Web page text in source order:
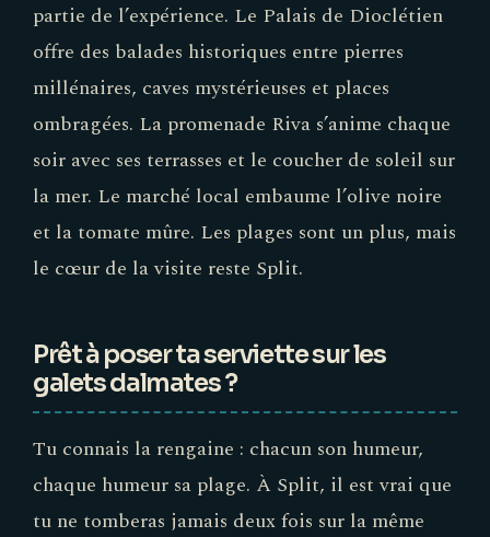
partie de l’expérience. Le Palais de Dioclétien
offre des balades historiques entre pierres
millénaires, caves mystérieuses et places
ombragées. La promenade Riva s’anime chaque
soir avec ses terrasses et le coucher de soleil sur
la mer. Le marché local embaume l’olive noire
et la tomate mûre. Les plages sont un plus, mais
le cœur de la visite reste Split.
Prêt à poser ta serviette sur les
galets dalmates ?
Tu connais la rengaine : chacun son humeur,
chaque humeur sa plage. À Split, il est vrai que
tu ne tomberas jamais deux fois sur la même